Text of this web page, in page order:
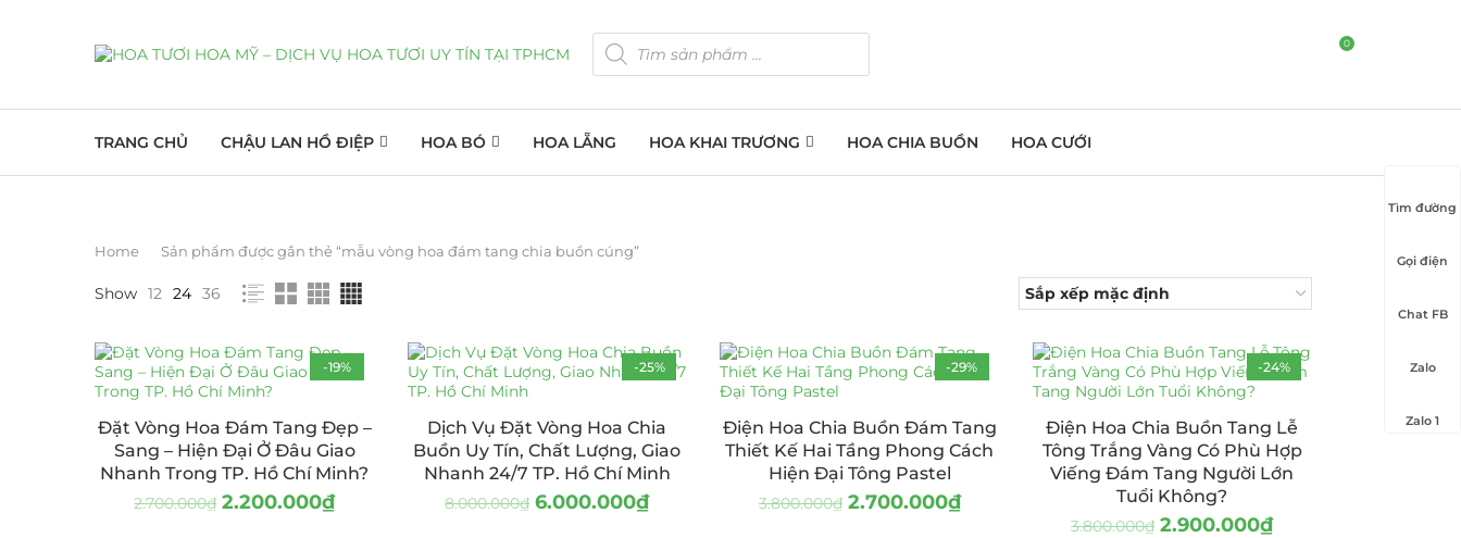
0
TRANG CHỦ CHẬU LAN HỒ ĐIỆP HOA BÓ HOA LẴNG HOA KHAI TRƯƠNG HOA CHIA BUỒN HOA CƯỚI
Home Sản phẩm được gắn thẻ “mẫu vòng hoa đám tang chia buồn cúng”
Show 12 24 36
-19%
Đặt Vòng Hoa Đám Tang Đẹp –
Sang – Hiện Đại Ở Đâu Giao
Nhanh Trong TP. Hồ Chí Minh?
2.700.000₫ 2.200.000₫
-25%
Dịch Vụ Đặt Vòng Hoa Chia
Buồn Uy Tín, Chất Lượng, Giao
Nhanh 24/7 TP. Hồ Chí Minh
8.000.000₫ 6.000.000₫
-29%
Điện Hoa Chia Buồn Đám Tang
Thiết Kế Hai Tầng Phong Cách
Hiện Đại Tông Pastel
3.800.000₫ 2.700.000₫
-24%
Điện Hoa Chia Buồn Tang Lễ
Tông Trắng Vàng Có Phù Hợp
Viếng Đám Tang Người Lớn
Tuổi Không?
3.800.000₫ 2.900.000₫
Tìm đường
Gọi điện
Chat FB
Zalo
Zalo 1